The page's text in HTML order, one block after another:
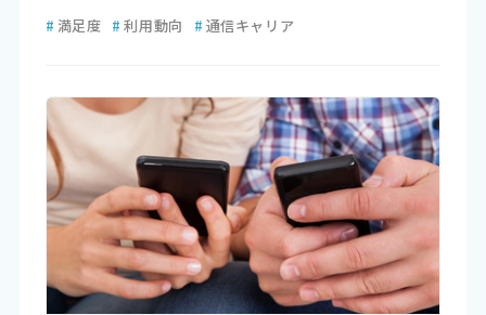
# 満足度 # 利用動向 # 通信キャリア